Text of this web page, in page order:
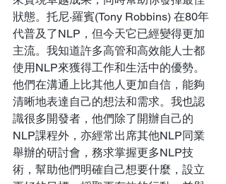
狀態。托尼·羅賓(Tony Robbins) 在80年
代普及了NLP，但今天它已經變得更加
主流。我知道許多高管和高效能人士都
使用NLP來獲得工作和生活中的優勢。
他們在溝通上比其他人更加自信，能夠
清晰地表達自己的想法和需求。我也認
識很多開發者，他們除了開辦自己的
NLP課程外，亦經常出席其他NLP同業
舉辦的研討會，務求掌握更多NLP技
術，幫助他們明確自己想要什麼，設立